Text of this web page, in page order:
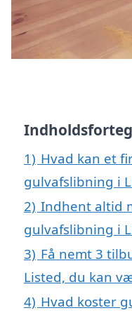
1) Hvad kan et
gulvafslibning i
2) Indhent altid
gulvafslibning i
3) Få nemt 3
Listed, du kan
4) Hvad koster